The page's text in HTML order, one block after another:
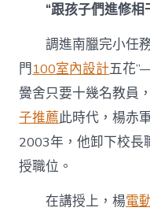
“跟孩子們進修
調進南臘完小任
門 100室內設計五花
黌舍只要十幾名教員
子推薦此時代，楊赤
2003年，他卸下校長
授職位。
在講授上，楊電